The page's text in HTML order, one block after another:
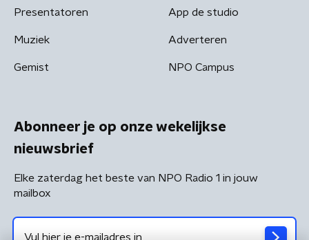
Presentatoren
Muziek
Gemist
App de studio
Adverteren
NPO Campus
Abonneer je op onze wekelijkse
nieuwsbrief
Elke zaterdag het beste van NPO Radio 1 in jouw
mailbox